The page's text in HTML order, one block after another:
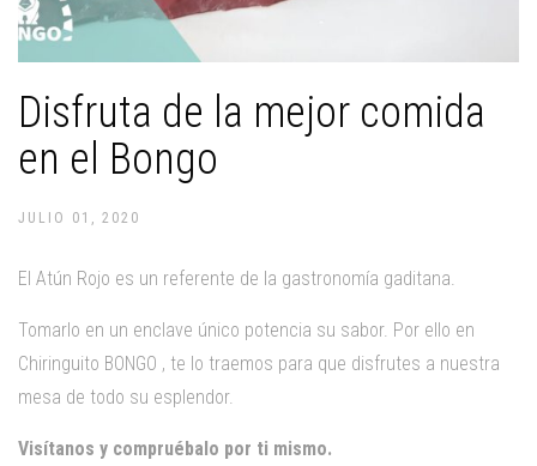
Disfruta de la mejor comida
en el Bongo
JULIO 01, 2020
El Atún Rojo es un referente de la gastronomía gaditana.
Tomarlo en un enclave único potencia su sabor. Por ello en
Chiringuito BONGO , te lo traemos para que disfrutes a nuestra
mesa de todo su esplendor.
Visítanos y compruébalo por ti mismo.